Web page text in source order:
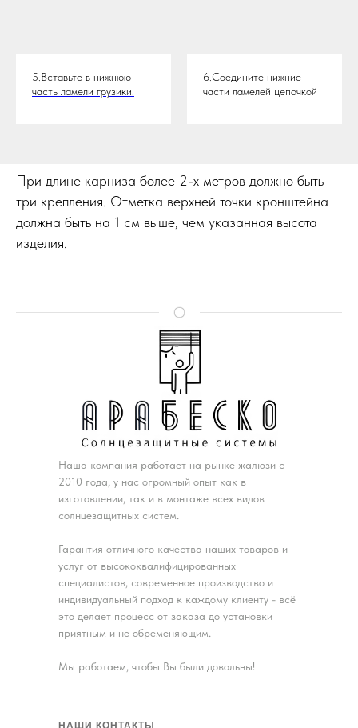
5.Вставьте в нижнюю
часть ламели грузики.
6.Соедините нижние
части ламелей цепочкой
При длине карниза более 2-х метров должно быть
три крепления. Отметка верхней точки кронштейна
должна быть на 1 см выше, чем указанная высота
изделия.
Наша компания работает на рынке жалюзи с
2010 года, у нас огромный опыт как в
изготовлении, так и в монтаже всех видов
солнцезащитных систем.
Гарантия отличного качества наших товаров и
услуг от высококвалифицированных
специалистов, современное производство и
индивидуальный подход к каждому клиенту - всё
это делает процесс от заказа до установки
приятным и не обременяющим.
Мы работаем, чтобы Вы были довольны!